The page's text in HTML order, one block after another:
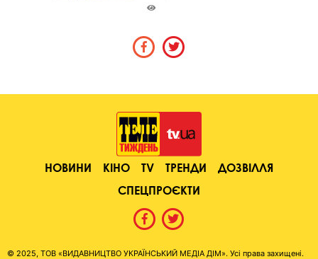
НОВИНИ КІНО TV ТРЕНДИ
ДОЗВІЛЛЯ
СПЕЦПРОЄКТИ
© 2025, ТОВ «ВИДАВНИЦТВО УКРАЇНСЬКИЙ МЕДІА ДІМ». Усі права захищені.